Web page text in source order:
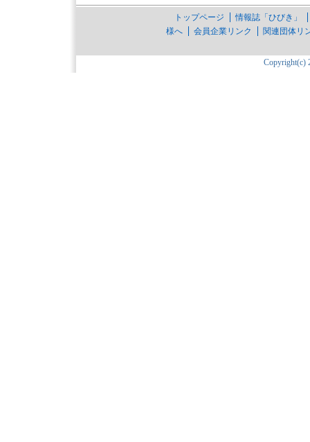
トップページ
情報誌「ひびき」
様へ
会員企業リンク 関連団体リ
Copyright(c)